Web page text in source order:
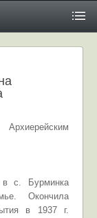
в с. Бурминка
Окончила
в 1937 г.